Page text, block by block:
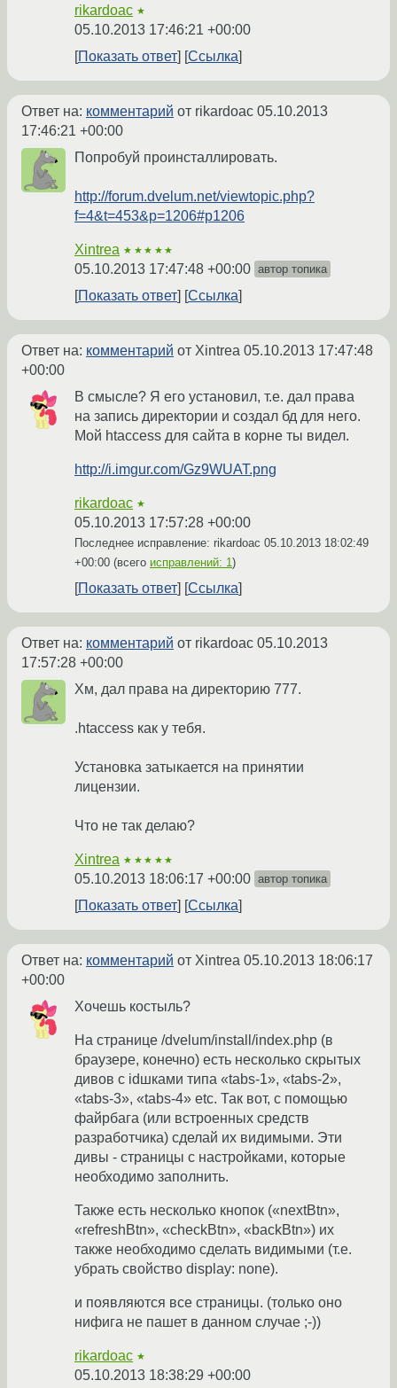
rikardoac ★
05.10.2013 17:46:21 +00:00
Показать ответ
Ссылка
Ответ на: комментарий от rikardoac 05.10.2013
17:46:21 +00:00
Попробуй проинсталлировать.
http://forum.dvelum.net/viewtopic.php?
f=4&t=453&p=1206#p1206
Xintrea ★★★★★
05.10.2013 17:47:48 +00:00 автор топика
Показать ответ Ссылка
Ответ на: комментарий от Xintrea 05.10.2013 17:47:48
+00:00
В смысле? Я его установил, т.е. дал права
на запись директории и создал бд для него.
Мой htaccess для сайта в корне ты видел.
http://i.imgur.com/Gz9WUAT.png
rikardoac ★
05.10.2013 17:57:28 +00:00
Последнее исправление: rikardoac 05.10.2013 18:02:49
+00:00 (всего исправлений: 1)
Показать ответ Ссылка
Ответ на: комментарий от rikardoac 05.10.2013
17:57:28 +00:00
Хм, дал права на директорию 777.
.htaccess как у тебя.
Установка затыкается на принятии
лицензии.
Что не так делаю?
Xintrea ★★★★★
05.10.2013 18:06:17 +00:00 автор топика
Показать ответ Ссылка
Ответ на: комментарий от Xintrea 05.10.2013 18:06:17
+00:00
Хочешь костыль?
На странице /dvelum/install/index.php (в
браузере, конечно) есть несколько скрытых
дивов с idшками типа «tabs-1», «tabs-2»,
«tabs-3», «tabs-4» etc. Так вот, с помощью
файрбага (или встроенных средств
разработчика) сделай их видимыми. Эти
дивы - страницы с настройками, которые
необходимо заполнить.
Также есть несколько кнопок («nextBtn»,
«refreshBtn», «checkBtn», «backBtn») их
также необходимо сделать видимыми (т.е.
убрать свойство display: none).
и появляются все страницы. (только оно
нифига не пашет в данном случае ;-))
rikardoac ★
05.10.2013 18:38:29 +00:00